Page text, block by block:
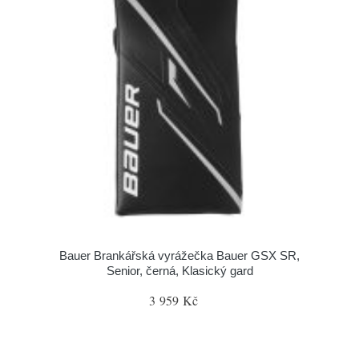
Bauer Brankářská vyrážečka Bauer GSX SR,
Senior, černá, Klasický gard
3 959 Kč